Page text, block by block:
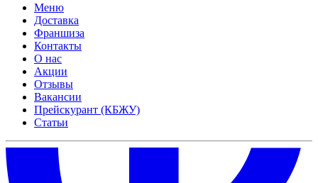
Меню
Доставка
Франшиза
Контакты
О нас
Акции
Отзывы
Вакансии
Прейскурант (КБЖУ)
Статьи